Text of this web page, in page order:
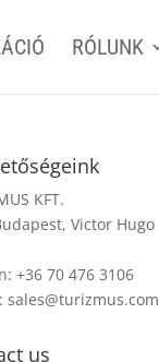
RÓLUNK
KFT.
Victor Hugo
+36 70 476 3106
sales@turizmus.com
us